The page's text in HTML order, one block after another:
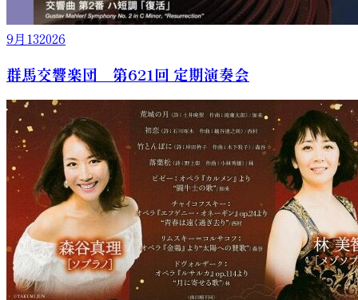
9月132026
群馬交響楽団 第621回 定期演奏会